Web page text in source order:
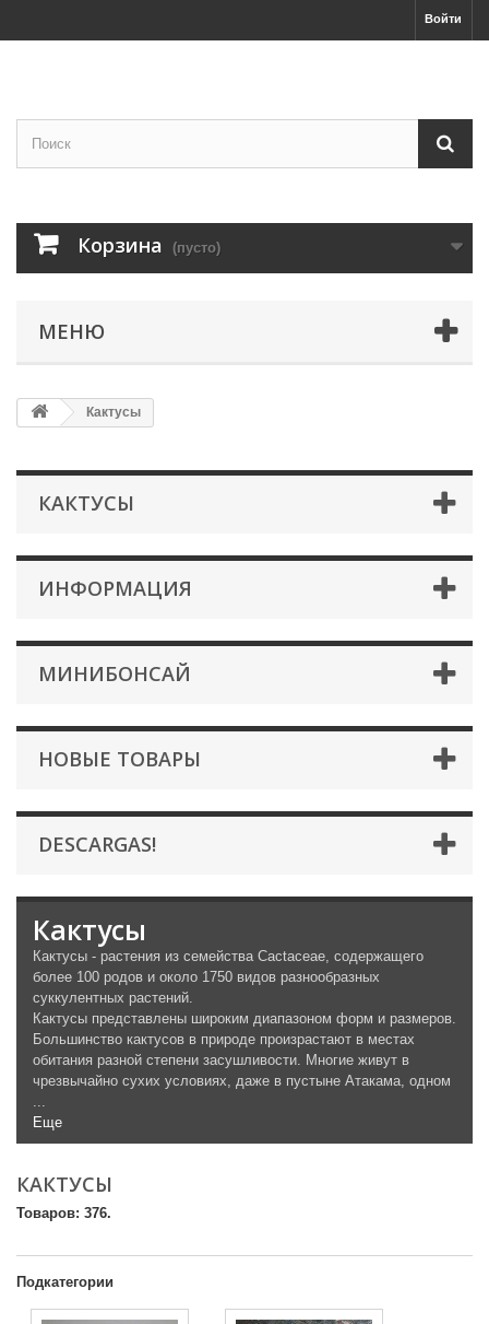
Войти
Корзина (пусто)
МЕНЮ
Кактусы
КАКТУСЫ
ИНФОРМАЦИЯ
МИНИБОНСАЙ
НОВЫЕ ТОВАРЫ
DESCARGAS!
Кактусы
Кактусы - растения из семейства Cactaceae, содержащего
более 100 родов и около 1750 видов разнообразных
суккулентных растений.
Кактусы представлены широким диапазоном форм и размеров.
Большинство кактусов в природе произрастают в местах
обитания разной степени засушливости. Многие живут в
чрезвычайно сухих условиях, даже в пустыне Атакама, одном
...
Еще
КАКТУСЫ
Товаров: 376.
Подкатегории